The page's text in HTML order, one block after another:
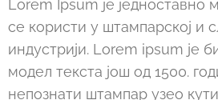
Lorem Ipsum је једноставно
се користи у штампарској и
индустрији. Lorem ipsum је
модел текста још од 1500.
непознати штампар узео